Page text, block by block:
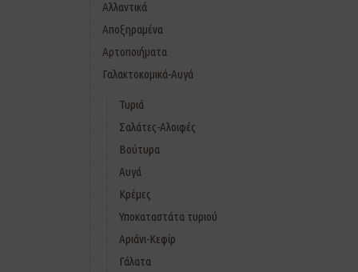
Αλλαντικά
Αποξηραμένα
Αρτοποιήματα
Γαλακτοκομικά-Αυγά
Τυριά
Σαλάτες-Αλοιφές
Βούτυρα
Αυγά
Κρέμες
Υποκαταστάτα τυριού
Αριάνι-Κεφίρ
Γάλατα